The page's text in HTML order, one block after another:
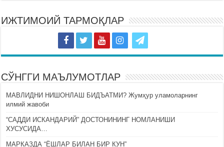
ИЖТИМОИЙ ТАРМОҚЛАР
СЎНГГИ МАЪЛУМОТЛАР
МАВЛИДНИ НИШОНЛАШ БИДЪАТМИ? Жумҳур уламоларнинг
илмий жавоби
“САДДИ ИСКАНДАРИЙ” ДОСТОНИНИНГ НОМЛАНИШИ
ХУСУСИДА…
МАРКАЗДА “ЁШЛАР БИЛАН БИР КУН”